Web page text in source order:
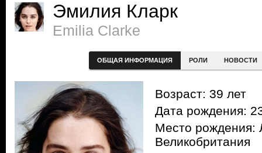
Эмилия Кларк
Emilia Clarke
ОБЩАЯ ИНФОРМАЦИЯ РОЛИ НОВОСТИ
Возраст: 39 лет
Дата рождения:
Место рождения:
Великобритания